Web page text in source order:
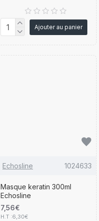
Ajouter au panier
Echosline 1024633
Masque keratin 300ml
Echosline
7,56€
H.T :6,30€